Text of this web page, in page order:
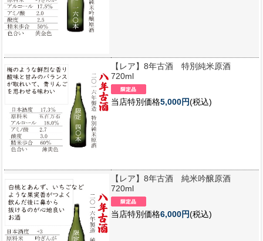
【レア】8年古酒 特別純米原酒
720ml
当店特別価格5,000円(税込)
【レア】8年古酒 純米吟醸原酒
720ml
当店特別価格6,000円(税込)